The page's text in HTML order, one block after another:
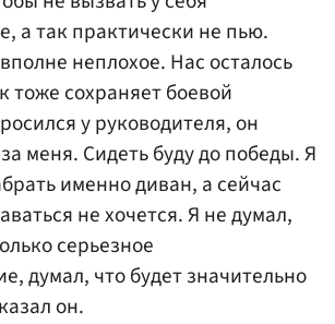
а так практически не пью.
неплохое. Нас осталось
тоже сохраняет боевой
у руководителя, он
меня. Сидеть буду до победы. Я
именно диван, а сейчас
не хочется. Я не думал,
серьезное
думал, что будет значительно
он.